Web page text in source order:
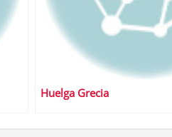
Huelga Grecia